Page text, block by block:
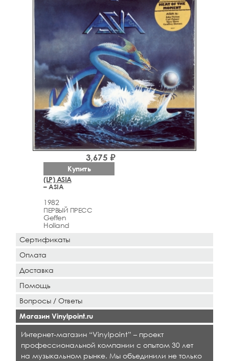
(LP) ASIA
– ASIA
1982
ПЕРВЫЙ ПРЕСС
Geffen
Holland
3,675 ₽
Купить
Сертификаты
Оплата
Доставка
Помощь
Вопросы / Ответы
Магазин Vinylpoint.ru
Интернет-магазин “Vinylpoint” – проект
профессиональной компании с опытом 30 лет
на музыкальном рынке. Мы объединили не только